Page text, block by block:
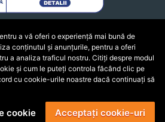
a vă oferi o experiență mai bună de
conținutul și anunțurile, pentru a oferi
a analiza traficul nostru. Citiți despre modul
și cum le puteți controla făcând clic pe
cu cookie-urile noastre dacă continuați să
cookie Acceptați cookie-uri